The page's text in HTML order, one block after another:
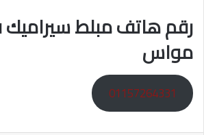
رقم هاتف مبلط سيراميك
مواس
01157264331